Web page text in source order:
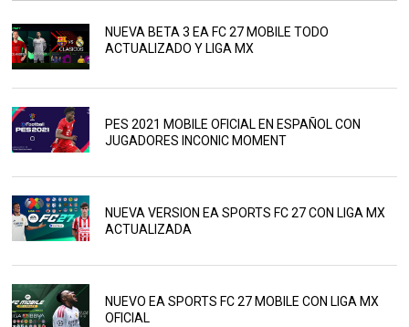
NUEVA BETA 3 EA FC 27 MOBILE TODO
ACTUALIZADO Y LIGA MX
PES 2021 MOBILE OFICIAL EN ESPAÑOL CON
JUGADORES INCONIC MOMENT
NUEVA VERSION EA SPORTS FC 27 CON LIGA MX
ACTUALIZADA
NUEVO EA SPORTS FC 27 MOBILE CON LIGA MX
OFICIAL